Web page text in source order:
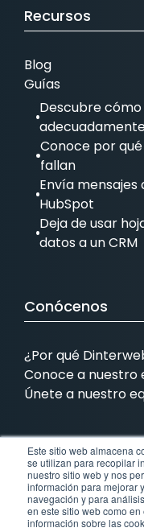
Este sitio web almacena
se utilizan para recopilar
nuestro sitio web y nos
información para mejorar
navegación y para
en este sitio web como
información sobre las
Recursos
Blog
Guías
Descubre
Conoce por
fallan
Envía
HubSpot
Deja de usar
datos a un CRM
Conócenos
¿Por qué
Conoce a nuestro
Únete a nuestro
MX